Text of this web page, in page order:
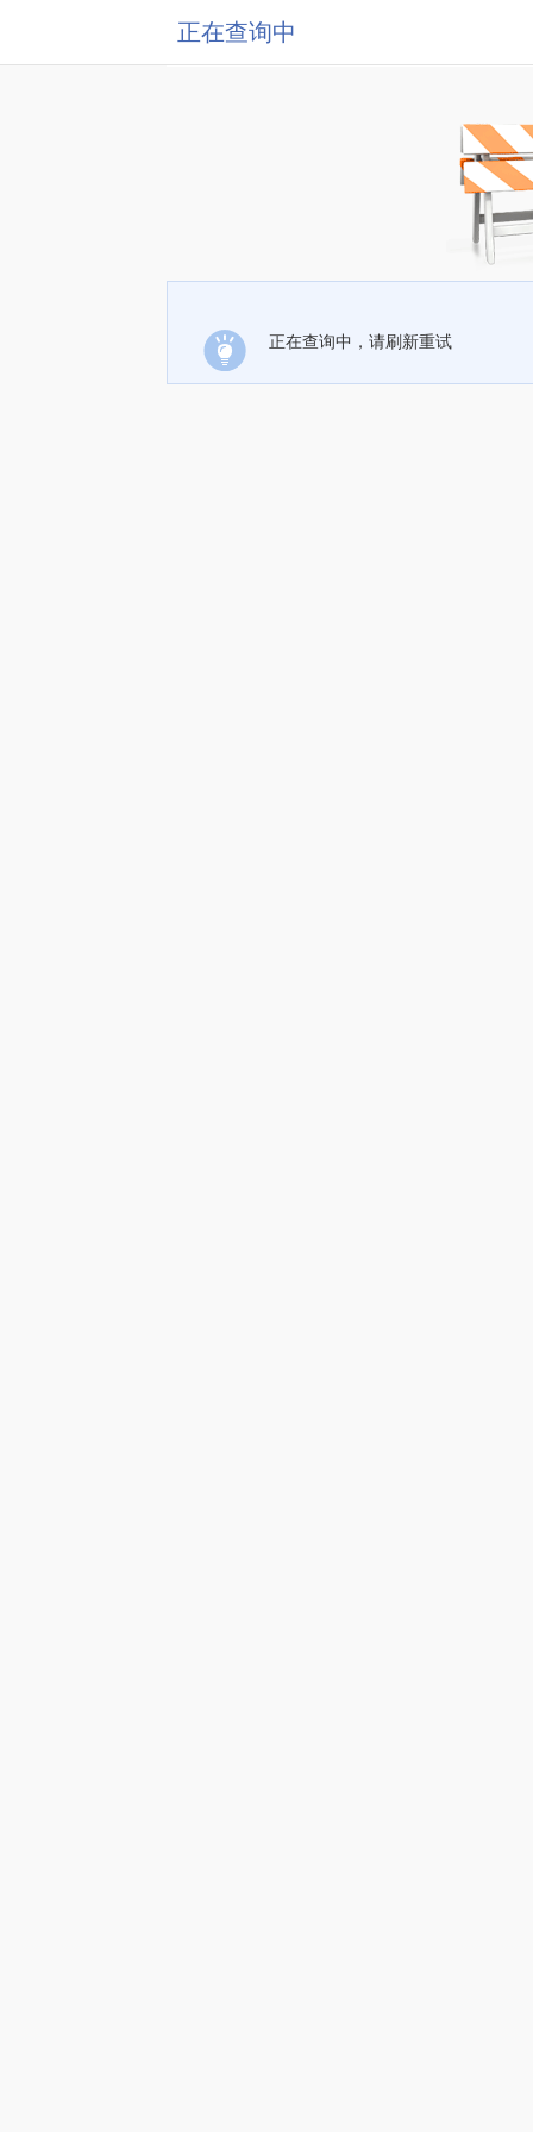
正在查询中
正在查询中，请刷新重试